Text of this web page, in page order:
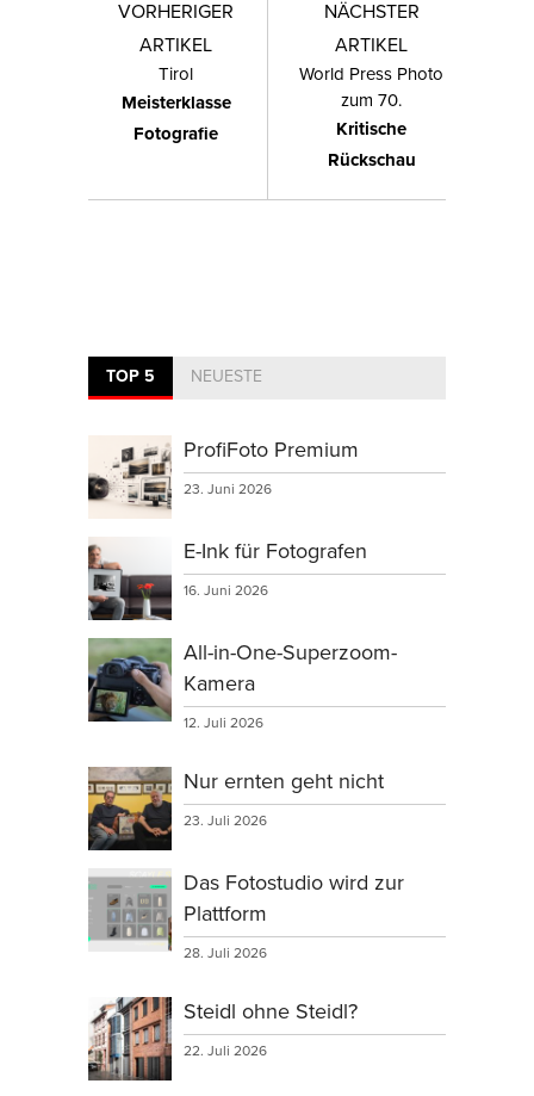
VORHERIGER
ARTIKEL
Tirol
Meisterklasse
Fotografie
NÄCHSTER
ARTIKEL
World Press Photo
zum 70.
Kritische
Rückschau
TOP 5 NEUESTE
ProfiFoto Premium
23. Juni 2026
E-Ink für Fotografen
16. Juni 2026
All-in-One-Superzoom-
Kamera
12. Juli 2026
Nur ernten geht nicht
23. Juli 2026
Das Fotostudio wird zur
Plattform
28. Juli 2026
Steidl ohne Steidl?
22. Juli 2026